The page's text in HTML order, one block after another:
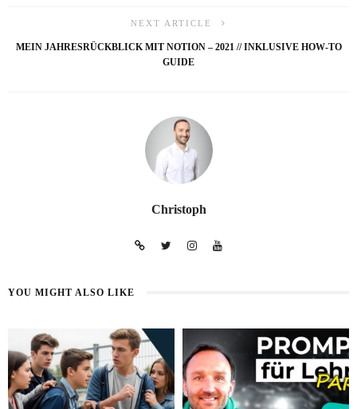
NEXT ARTICLE
MEIN JAHRESRÜCKBLICK MIT NOTION – 2021 // INKLUSIVE HOW-TO
GUIDE
Christoph
YOU MIGHT ALSO LIKE